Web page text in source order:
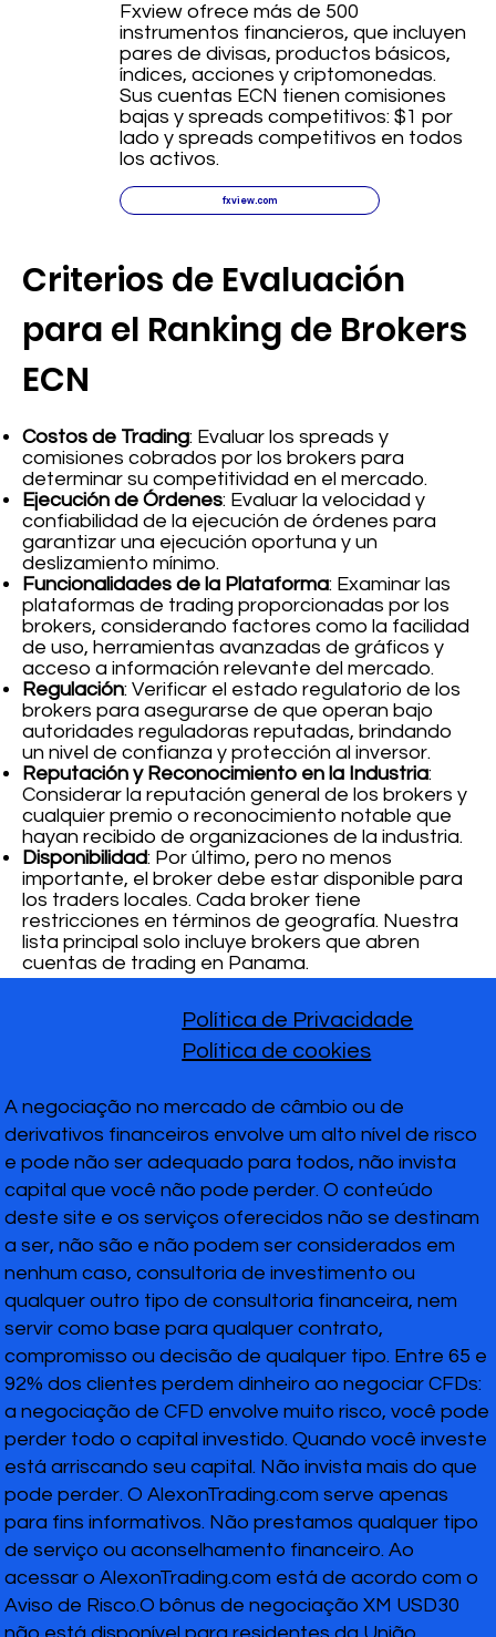
Criterios de Evaluación
para el Ranking de Brokers
ECN
Costos de Trading: Evaluar los spreads y
comisiones cobrados por los brokers para
determinar su competitividad en el mercado.
Ejecución de Órdenes: Evaluar la velocidad y
confiabilidad de la ejecución de órdenes para
garantizar una ejecución oportuna y un
deslizamiento mínimo.
Funcionalidades de la Plataforma: Examinar las
plataformas de trading proporcionadas por los
brokers, considerando factores como la facilidad
de uso, herramientas avanzadas de gráficos y
acceso a información relevante del mercado.
Regulación: Verificar el estado regulatorio de los
brokers para asegurarse de que operan bajo
autoridades reguladoras reputadas, brindando
un nivel de confianza y protección al inversor.
Reputación y Reconocimiento en la Industria:
Considerar la reputación general de los brokers y
cualquier premio o reconocimiento notable que
hayan recibido de organizaciones de la industria.
Disponibilidad: Por último, pero no menos
importante, el broker debe estar disponible para
los traders locales. Cada broker tiene
restricciones en términos de geografía. Nuestra
lista principal solo incluye brokers que abren
cuentas de trading en Panama.
Fxview ofrece más de 500
instrumentos financieros, que incluyen
pares de divisas, productos básicos,
índices, acciones y criptomonedas.
Sus cuentas ECN tienen comisiones
bajas y spreads competitivos: $1 por
lado y spreads competitivos en todos
los activos.
fxview.com
A negociação no mercado de câmbio ou de
derivativos financeiros envolve um alto nível de risco
e pode não ser adequado para todos, não invista
capital que você não pode perder. O conteúdo
deste site e os serviços oferecidos não se destinam
a ser, não são e não podem ser considerados em
nenhum caso, consultoria de investimento ou
qualquer outro tipo de consultoria financeira, nem
servir como base para qualquer contrato,
compromisso ou decisão de qualquer tipo. Entre 65 e
92% dos clientes perdem dinheiro ao negociar CFDs:
a negociação de CFD envolve muito risco, você pode
perder todo o capital investido. Quando você investe
está arriscando seu capital. Não invista mais do que
pode perder. O AlexonTrading.com serve apenas
para fins informativos. Não prestamos qualquer tipo
de serviço ou aconselhamento financeiro. Ao
acessar o AlexonTrading.com está de acordo com o
Aviso de Risco.O bônus de negociação XM USD30
não está disponível para residentes da União
Política de Privacidade
Política de cookies